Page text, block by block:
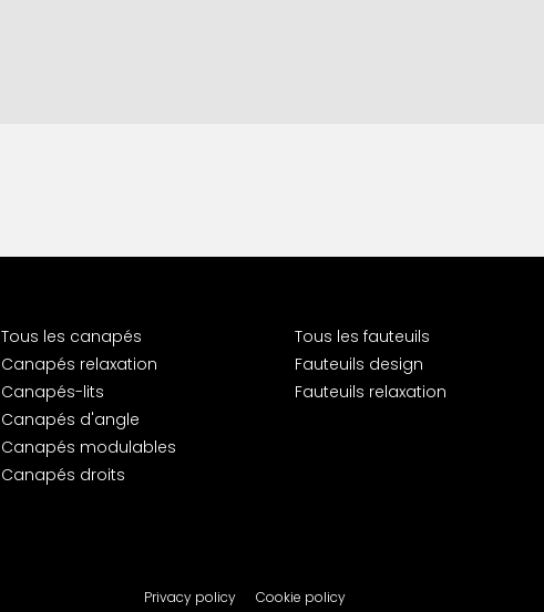
Tous les canapés
Canapés relaxation
Canapés-lits
Canapés d'angle
Canapés modulables
Canapés droits
Tous les fauteuils
Fauteuils design
Fauteuils relaxation
Privacy policy Cookie policy